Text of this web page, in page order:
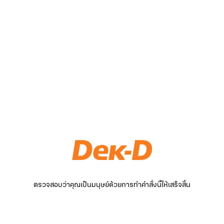
ตรวจสอบว่าคุณเป็นมนุษย์ด้วยการทำคำสั่งนี้ให้เสร็จสิ้น